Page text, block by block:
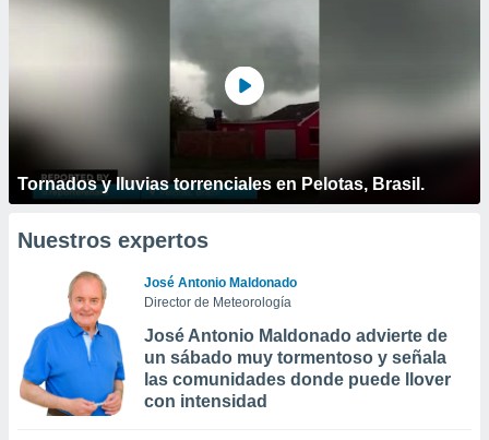
Tornados y lluvias torrenciales en Pelotas, Brasil.
Nuestros expertos
José Antonio Maldonado
Director de Meteorología
José Antonio Maldonado advierte de
un sábado muy tormentoso y señala
las comunidades donde puede llover
con intensidad